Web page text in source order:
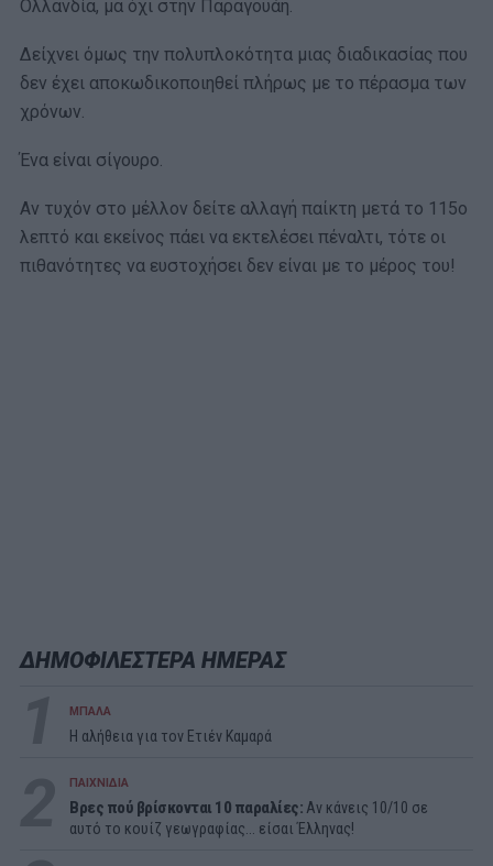
Ολλανδία, μα όχι στην Παραγουάη.
Δείχνει όμως την πολυπλοκότητα μιας διαδικασίας που
δεν έχει αποκωδικοποιηθεί πλήρως με το πέρασμα των
χρόνων.
Ένα είναι σίγουρο.
Αν τυχόν στο μέλλον δείτε αλλαγή παίκτη μετά το 115ο
λεπτό και εκείνος πάει να εκτελέσει πέναλτι, τότε οι
πιθανότητες να ευστοχήσει δεν είναι με το μέρος του!
ΔΗΜΟΦΙΛΕΣΤΕΡΑ ΗΜΕΡΑΣ
ΜΠΑΛΑ
Η αλήθεια για τον Ετιέν Καμαρά
ΠΑΙΧΝΙΔΙΑ
Βρες πού βρίσκονται 10 παραλίες: Αν κάνεις 10/10 σε
αυτό το κουίζ γεωγραφίας... είσαι Έλληνας!